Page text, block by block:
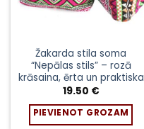
Žakarda stila soma
“Nepālas stils” – rozā
krāsaina, ērta un praktiska
19.50 €
PIEVIENOT GROZAM